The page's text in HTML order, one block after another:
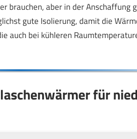
brauchen, aber in der Anschaffung
gute Isolierung, damit die
auch bei kühleren
für